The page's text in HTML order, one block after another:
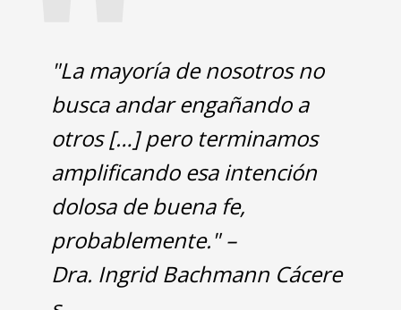
"La mayoría de nosotros no
busca andar engañando a
otros […] pero terminamos
amplificando esa intención
dolosa de buena fe,
probablemente." –
Dra. Ingrid Bachmann Cácere